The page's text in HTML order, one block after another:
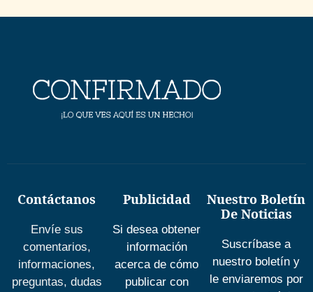
Contáctanos
Envíe sus
comentarios,
informaciones,
preguntas, dudas
Publicidad
Si desea obtener
información
acerca de cómo
publicar con
Nuestro Boletín
De Noticias
Suscríbase a
nuestro boletín y
le enviaremos por